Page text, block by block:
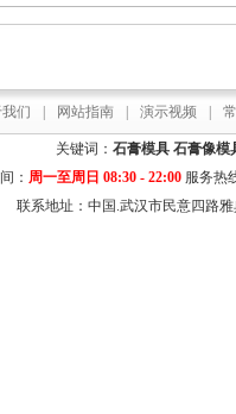
们 网站指南 演示视频
关键词： 石膏模具 石膏像模
： 周一至周日 08:30 - 22:00服务热
联系地址：中国.武汉市民意四路雅